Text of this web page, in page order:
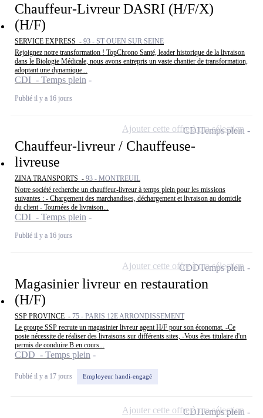
Chauffeur-Livreur DASRI (H/F/X)
(H/F)
SERVICE EXPRESS - 93 - ST OUEN SUR SEINE
Rejoignez notre transformation ! TopChrono Santé, leader historique de la livraison
dans le Biologie Médicale, nous avons entrepris un vaste chantier de transformation,
adoptant une dynamique...
CDI - Temps plein
Publié il y a 16 jours
Chauffeur-livreur / Chauffeuse-
livreuse
ZINA TRANSPORTS - 93 - MONTREUIL
Notre société recherche un chauffeur-livreur à temps plein pour les missions
suivantes : - Chargement des marchandises, déchargement et livraison au domicile
du client - Tournées de livraison...
CDI - Temps plein
Publié il y a 16 jours
CDITemps plein
Ajouter cette offre à ma sélection
Magasinier livreur en restauration
(H/F)
SSP PROVINCE - 75 - PARIS 12E ARRONDISSEMENT
Le groupe SSP recrute un magasinier livreur agent H/F pour son économat. -Ce
poste nécessite de réaliser des livraisons sur différents sites, -Vous êtes titulaire d'un
permis de conduire B en cours...
CDD - Temps plein
Publié il y a 17 jours Employeur handi-engagé
CDDTemps plein
Ajouter cette offre à ma sélection
CDITemps plein
Ajouter cette offre à ma sélection